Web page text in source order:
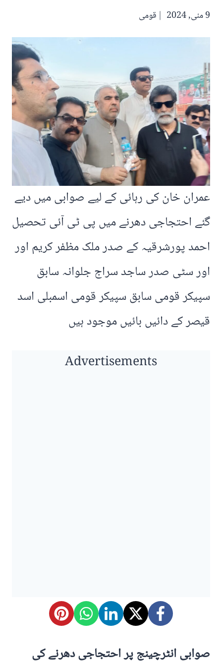
9 مئی, 2024 قومی
عمران خان کی رہائی کے لیے صوابی میں دیے
گئے احتجاجی دھرنے میں پی ٹی آئی تحصیل
احمد پورشرقیہ کے صدر ملک مظفر کریم اور
اور سٹی صدر ساجد سراج جلوانہ سابق
سپیکر قومی سابق سپیکر قومی اسمبلی اسد
قیصر کے دائیں بائیں موجود ہیں
Advertisements
صوابی انٹرچینج پر احتجاجی دھرنے کی